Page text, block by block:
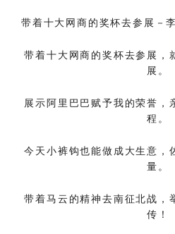
带着十大网商的奖杯去参展－
带着十大网商的奖杯去参展，
展。
展示阿里巴巴赋予我的荣誉，
程。
今天小裤钩也能做成大生意，
量。
带着马云的精神去南征北战，
传！